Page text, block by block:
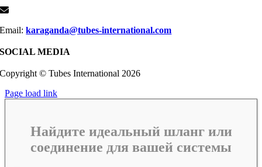
Email:karaganda@tubes-international.com
SOCIAL MEDIA
Copyright © Tubes International 2026
Page load link
Найдите идеальный шланг или
соединение для вашей системы